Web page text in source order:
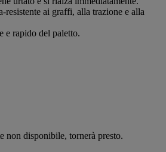
resistente ai graffi, alla trazione e alla
e rapido del paletto.
non disponibile, tornerà presto.